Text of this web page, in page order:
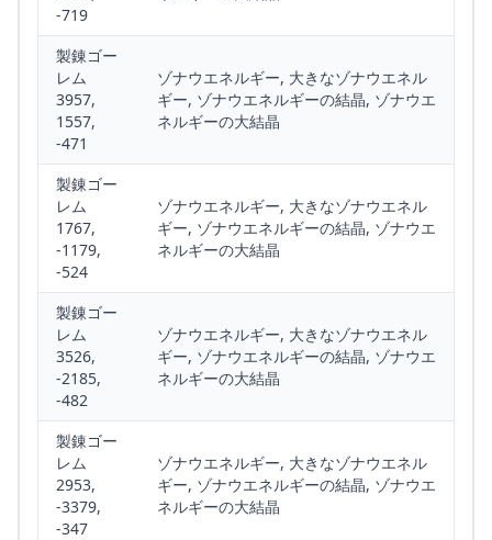
-719
製錬ゴー
レム
3957,
1557,
-471
ゾナウエネルギー, 大きなゾナウエネル
ギー, ゾナウエネルギーの結晶, ゾナウエ
ネルギーの大結晶
製錬ゴー
レム
1767,
-1179,
-524
ゾナウエネルギー, 大きなゾナウエネル
ギー, ゾナウエネルギーの結晶, ゾナウエ
ネルギーの大結晶
製錬ゴー
レム
3526,
-2185,
-482
ゾナウエネルギー, 大きなゾナウエネル
ギー, ゾナウエネルギーの結晶, ゾナウエ
ネルギーの大結晶
製錬ゴー
レム
2953,
-3379,
-347
ゾナウエネルギー, 大きなゾナウエネル
ギー, ゾナウエネルギーの結晶, ゾナウエ
ネルギーの大結晶